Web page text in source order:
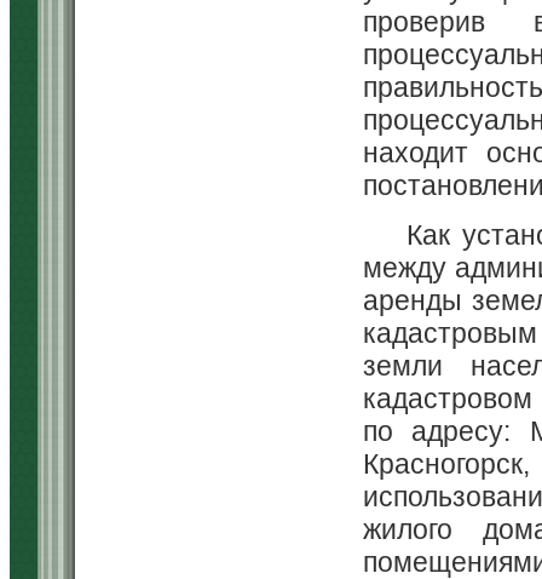
проверив
находит
Как
между
аренды
земли
кадастровом
по адресу:
жилого